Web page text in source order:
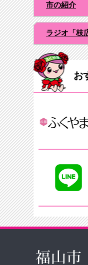
市の紹介
ラジオ「枝
お